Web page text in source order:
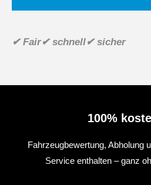
✔ Fair✔ schnell✔ sicher
100%
Fahrzeugbewertung, Abholung
Service enthalten – ganz